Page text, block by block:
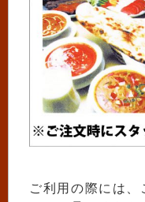
ご利用の際には、